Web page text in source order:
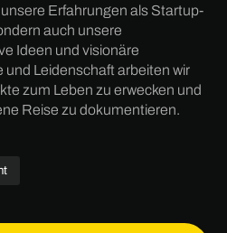
Erfahrungen als Startup-
auch unsere
Ideen und visionäre
Leidenschaft arbeiten wir
zum Leben zu erwecken und
Reise zu dokumentieren.